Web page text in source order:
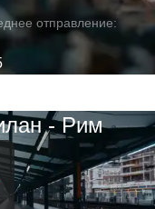
отправление:
- Рим